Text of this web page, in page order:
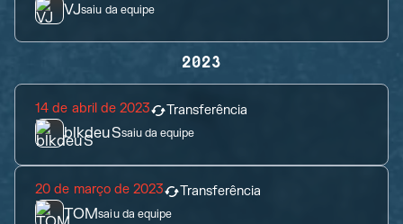
VJsaiu da equipe
2023
14 de abril de 2023 Transferência
blkdeuSsaiu da equipe
20 de março de 2023 Transferência
TOMsaiu da equipe